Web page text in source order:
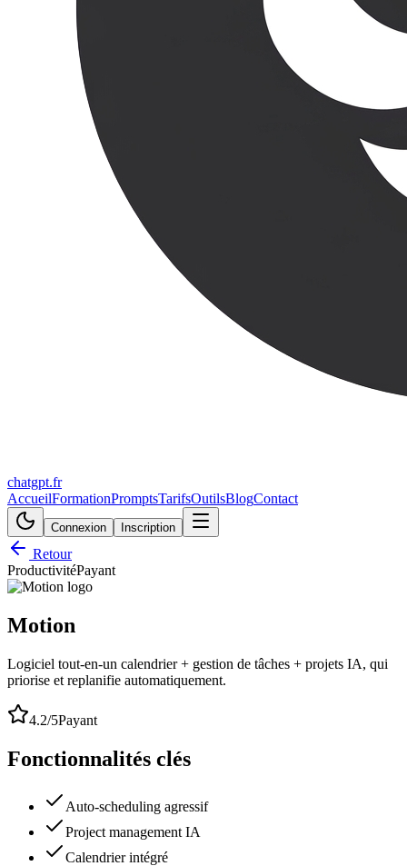
chatgpt.fr
AccueilFormationPromptsTarifsOutilsBlogContact
Connexion Inscription
Retour
ProductivitéPayant
Motion
Logiciel tout-en-un calendrier + gestion de tâches + projets IA, qui
priorise et replanifie automatiquement.
4.2/5Payant
Fonctionnalités clés
Auto-scheduling agressif
Project management IA
Calendrier intégré